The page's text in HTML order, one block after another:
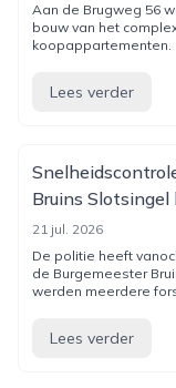
Aan de Brugweg 56
bouw van het
koopappartementen.
Lees verder
Bruins
21 jul. 2026
De politie heeft
de Burgemeester
werden meerdere
Lees verder